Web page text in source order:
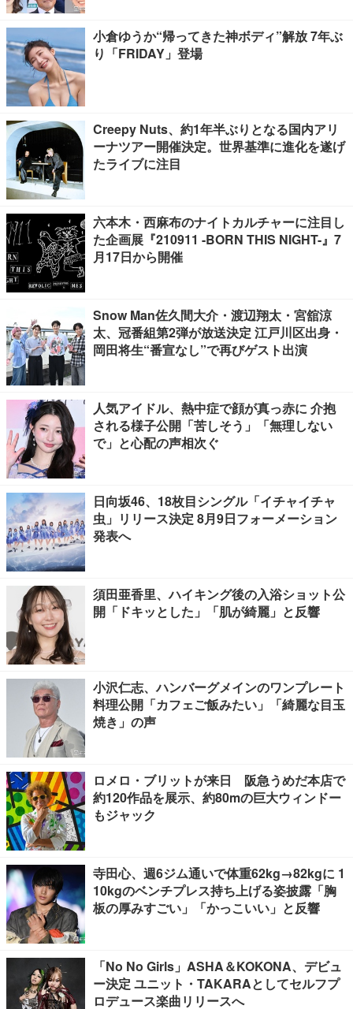
小倉ゆうか“帰ってきた神ボディ”解放 7年ぶ
り「FRIDAY」登場
Creepy Nuts、約1年半ぶりとなる国内アリ
ーナツアー開催決定。世界基準に進化を遂げ
たライブに注目
六本木・西麻布のナイトカルチャーに注目し
た企画展『210911 -BORN THIS NIGHT-』7
月17日から開催
Snow Man佐久間大介・渡辺翔太・宮舘涼
太、冠番組第2弾が放送決定 江戸川区出身・
岡田将生“番宣なし”で再びゲスト出演
人気アイドル、熱中症で顔が真っ赤に 介抱
される様子公開「苦しそう」「無理しない
で」と心配の声相次ぐ
日向坂46、18枚目シングル「イチャイチャ
虫」リリース決定 8月9日フォーメーション
発表へ
須田亜香里、ハイキング後の入浴ショット公
開「ドキッとした」「肌が綺麗」と反響
小沢仁志、ハンバーグメインのワンプレート
料理公開「カフェご飯みたい」「綺麗な目玉
焼き」の声
ロメロ・ブリットが来日 阪急うめだ本店で
約120作品を展示、約80mの巨大ウィンドー
もジャック
寺田心、週6ジム通いで体重62kg→82kgに 1
10kgのベンチプレス持ち上げる姿披露「胸
板の厚みすごい」「かっこいい」と反響
「No No Girls」ASHA＆KOKONA、デビュ
ー決定 ユニット・TAKARAとしてセルフプ
ロデュース楽曲リリースへ